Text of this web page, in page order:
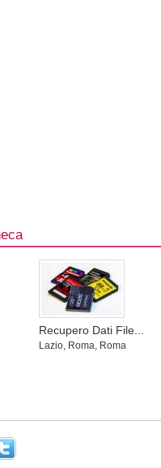
Recupero Dati File...
Lazio, Roma, Roma